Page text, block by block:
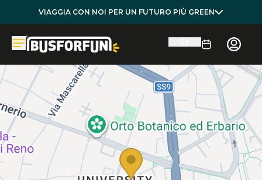
VIAGGIA CON NOI PER UN FUTURO PIÙ GREEN